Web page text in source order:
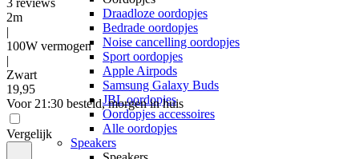
Draadloze oordopjes
Bedrade oordopjes
Noise cancelling oordopjes
Sport oordopjes
Apple Airpods
Samsung Galaxy Buds
JBL oordopjes
Oordopjes accessoires
Alle oordopjes
Speakers
3 reviews
2m
|
100W vermogen
|
Zwart
19,95
Voor 21:30 besteld, morgen in huis
Vergelijk